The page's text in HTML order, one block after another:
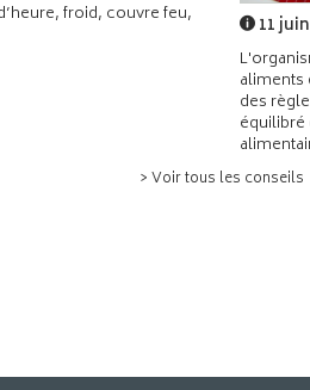
froid, couvre feu,
11
aliments
des
équilibré
> Voir tous les conseils